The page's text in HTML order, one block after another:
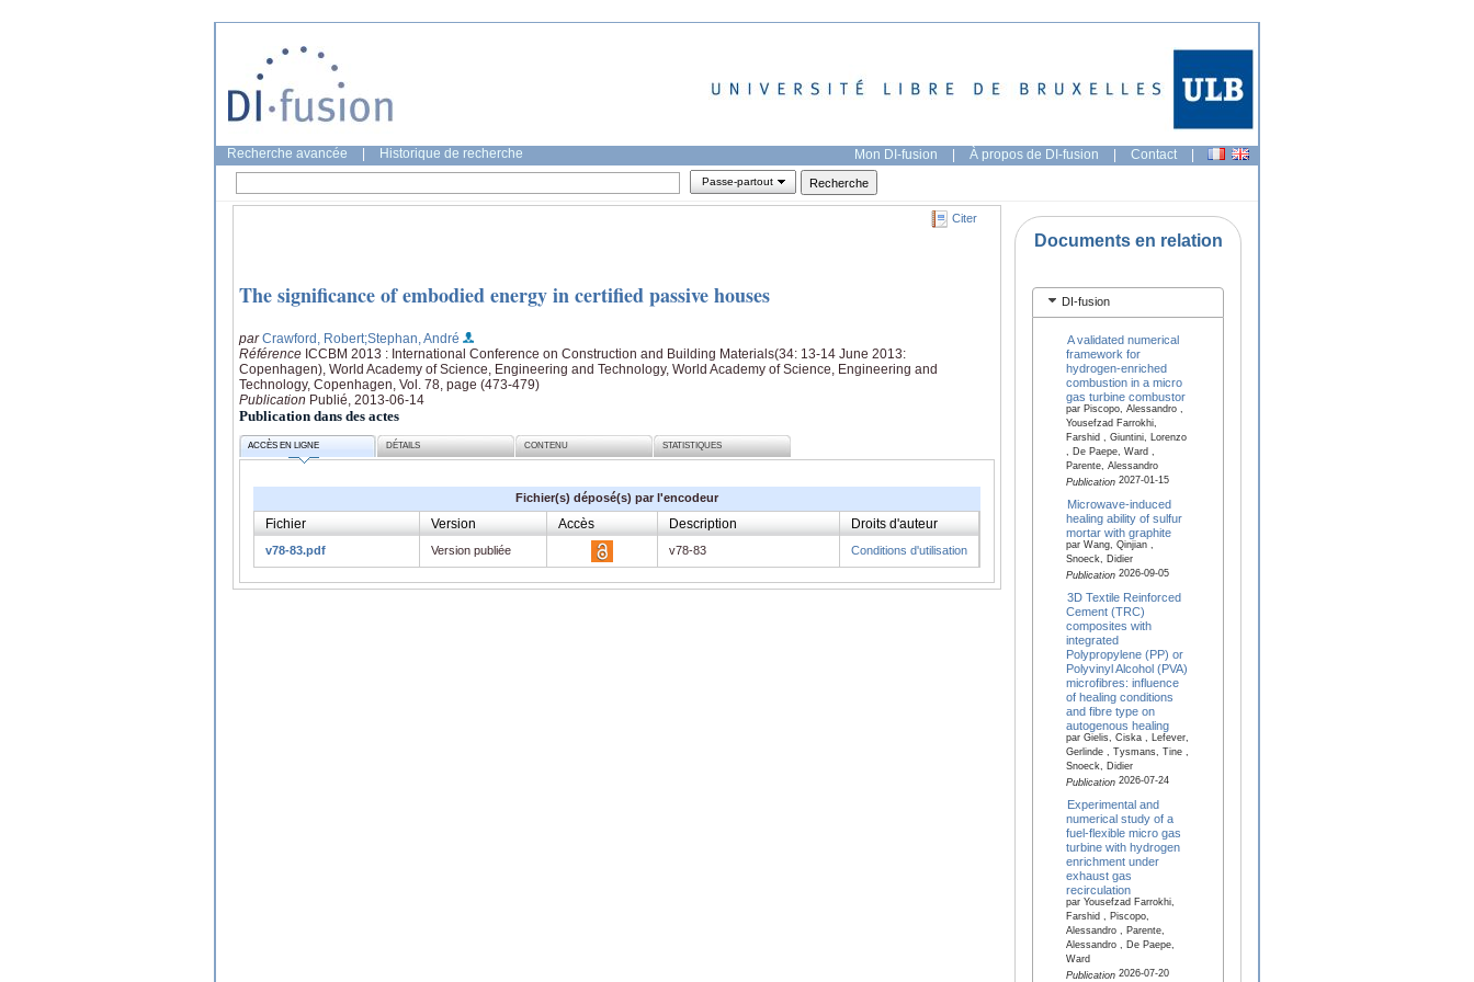
Recherche avancée Historique de recherche Mon DI-fusion | À propos de DI-fusion | Contact |
Passe-partout
Citer
The significance of embodied energy in certified passive houses
parCrawford, Robert;Stephan, André
Référence ICCBM 2013 : International Conference on Construction and Building Materials(34: 13-14 June 2013:
Copenhagen), World Academy of Science, Engineering and Technology, World Academy of Science, Engineering and
Technology, Copenhagen, Vol. 78, page (473-479)
Publication Publié, 2013-06-14
Publication dans des actes
ACCÈS EN LIGNE DÉTAILS CONTENU STATISTIQUES
Fichier(s) déposé(s) par l'encodeur
Fichier Version Accès Description Droits d'auteur
v78-83.pdf Version publiée v78-83 Conditions d'utilisation
Documents en relation
DI-fusion
A validated numerical
framework for
hydrogen-enriched
combustion in a micro
gas turbine combustor
par Piscopo, Alessandro ,
Yousefzad Farrokhi,
Farshid , Giuntini, Lorenzo
, De Paepe, Ward ,
Parente, Alessandro
Publication2027-01-15
Microwave-induced
healing ability of sulfur
mortar with graphite
par Wang, Qinjian ,
Snoeck, Didier
Publication2026-09-05
3D Textile Reinforced
Cement (TRC)
composites with
integrated
Polypropylene (PP) or
Polyvinyl Alcohol (PVA)
microfibres: influence
of healing conditions
and fibre type on
autogenous healing
par Gielis, Ciska , Lefever,
Gerlinde , Tysmans, Tine ,
Snoeck, Didier
Publication2026-07-24
Experimental and
numerical study of a
fuel-flexible micro gas
turbine with hydrogen
enrichment under
exhaust gas
recirculation
par Yousefzad Farrokhi,
Farshid , Piscopo,
Alessandro , Parente,
Alessandro , De Paepe,
Ward
Publication2026-07-20